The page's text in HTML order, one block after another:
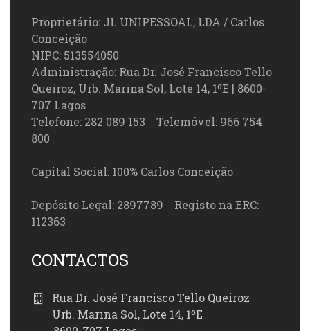
Proprietário: JL UNIPESSOAL, LDA / Carlos
Conceição
NIPC: 513554050
Administração: Rua Dr. José Francisco Tello
Queiroz, Urb. Marina Sol, Lote 14, 1ºE | 8600-
707 Lagos
Telefone: 282 089 153 Telemóvel: 966 754
800
Capital Social: 100% Carlos Conceição
Depósito Legal: 2897789 Registo na ERC:
112363
CONTACTOS
Rua Dr. José Francisco Tello Queiroz
Urb. Marina Sol, Lote 14, 1ºE